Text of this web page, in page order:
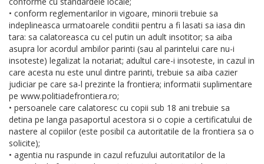
• conform reglementarilor in vigoare, minorii trebuie sa
indeplineasca urmatoarele conditii pentru a fi lasati sa iasa din
tara: sa calatoreasca cu cel putin un adult insotitor; sa aiba
asupra lor acordul ambilor parinti (sau al parintelui care nu-i
insoteste) legalizat la notariat; adultul care-i insoteste, in cazul in
care acesta nu este unul dintre parinti, trebuie sa aiba cazier
judiciar pe care sa-l prezinte la frontiera; informatii suplimentare
pe www.politiadefrontiera.ro;
• persoanele care calatoresc cu copii sub 18 ani trebuie sa
detina pe langa pasaportul acestora si o copie a certificatului de
nastere al copiilor (este posibil ca autoritatile de la frontiera sa o
solicite);
• agentia nu raspunde in cazul refuzului autoritatilor de la